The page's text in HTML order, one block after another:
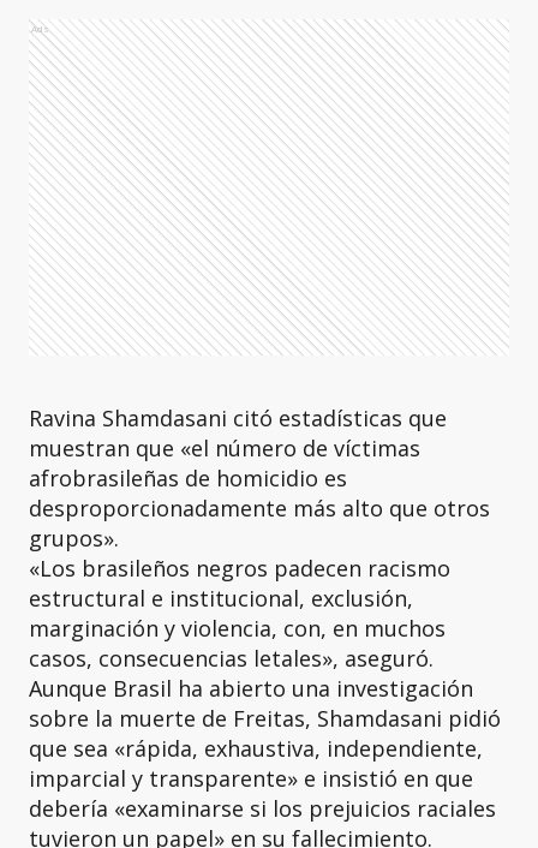
Ads
Ravina Shamdasani citó estadísticas que
muestran que «el número de víctimas
afrobrasileñas de homicidio es
desproporcionadamente más alto que otros
grupos».
«Los brasileños negros padecen racismo
estructural e institucional, exclusión,
marginación y violencia, con, en muchos
casos, consecuencias letales», aseguró.
Aunque Brasil ha abierto una investigación
sobre la muerte de Freitas, Shamdasani pidió
que sea «rápida, exhaustiva, independiente,
imparcial y transparente» e insistió en que
debería «examinarse si los prejuicios raciales
tuvieron un papel» en su fallecimiento.